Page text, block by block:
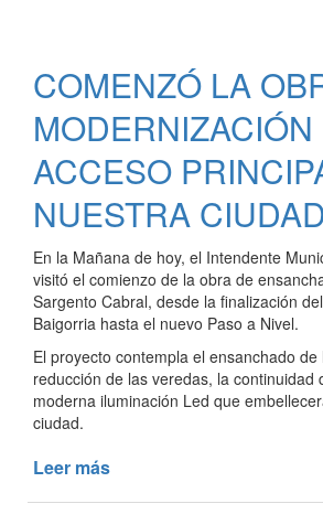
COMENZÓ LA
ACCESO
NUESTRA CIUDAD
En la Mañana de hoy, el Intendente
visitó el comienzo de la obra de
Sargento Cabral, desde la finalización
Baigorria hasta el nuevo Paso a Nivel.
El proyecto contempla el ensanchado de
reducción de las veredas, la continuidad
moderna iluminación Led que
ciudad.
Leer más